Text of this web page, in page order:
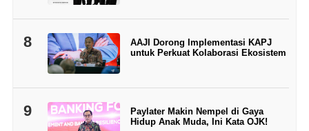
8
AAJI Dorong Implementasi KAPJ
untuk Perkuat Kolaborasi Ekosistem
9
Paylater Makin Nempel di Gaya
Hidup Anak Muda, Ini Kata OJK!